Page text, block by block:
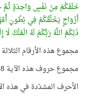
خَلَقَكُمْ مِنْ نَفْسٍ وَاحِدَةٍ ثُمَّ
أَزْوَاجٍ يَخْلُقُكُمْ فِي بُطُونِ
ذَلِكُمُ اللَّهُ رَبُّكُمْ لَهُ الْمُلْكُ
مجموع هذه الأرقام الثلاثة 12، وهذا العدد =
مجموع حروف هذه الآية 138 حرفًا، ويساوي
الأحرف المشدّدة في هذه